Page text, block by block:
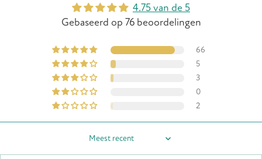
4.75 van de 5
Gebaseerd op 76 beoordelingen
66
5
3
0
2
Sort by